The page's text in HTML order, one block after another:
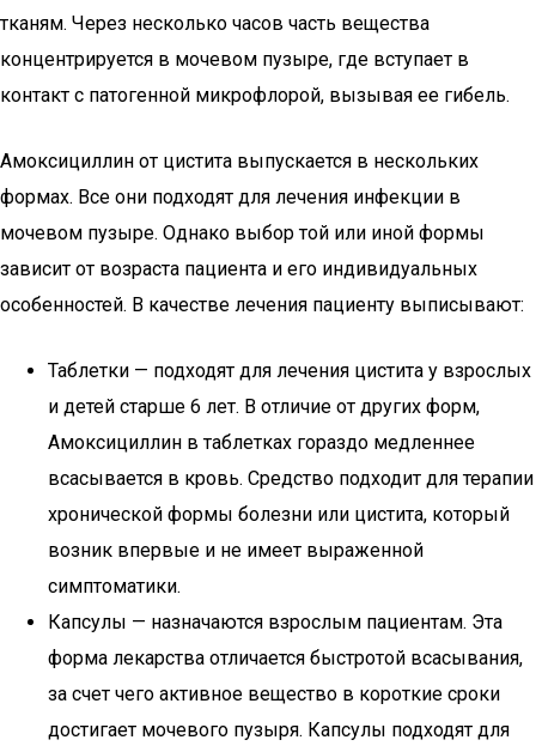
тканям. Через несколько часов часть вещества
концентрируется в мочевом пузыре, где вступает в
контакт с патогенной микрофлорой, вызывая ее гибель.
Амоксициллин от цистита выпускается в нескольких
формах. Все они подходят для лечения инфекции в
мочевом пузыре. Однако выбор той или иной формы
зависит от возраста пациента и его индивидуальных
особенностей. В качестве лечения пациенту выписывают:
Таблетки — подходят для лечения цистита у взрослых
и детей старше 6 лет. В отличие от других форм,
Амоксициллин в таблетках гораздо медленнее
всасывается в кровь. Средство подходит для терапии
хронической формы болезни или цистита, который
возник впервые и не имеет выраженной
симптоматики.
Капсулы — назначаются взрослым пациентам. Эта
форма лекарства отличается быстротой всасывания,
за счет чего активное вещество в короткие сроки
достигает мочевого пузыря. Капсулы подходят для